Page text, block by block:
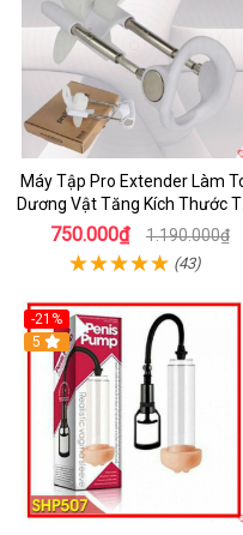
Máy Tập Pro Extender Làm
Dương Vật Tăng Kích Thước
Nhiên
750.000₫ 1.190.000₫
(43)
-21%
5